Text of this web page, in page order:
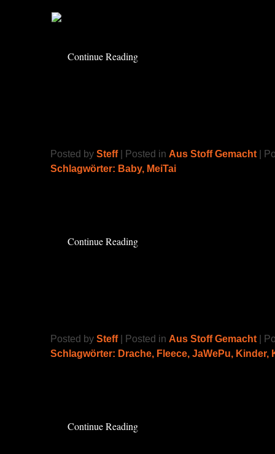
Continue Reading
Posted by Steff| Posted in Aus Stoff Gemacht |
Schlagwörter: Baby, MeiTai
Continue Reading
Posted by Steff| Posted in Aus Stoff Gemacht |
Schlagwörter: Drache, Fleece, JaWePu, Kinder,
Continue Reading